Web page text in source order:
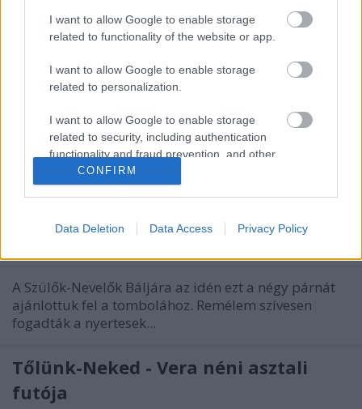
I want to allow Google to enable storage
related to functionality of the website or app.
I want to allow Google to enable storage
related to personalization.
I want to allow Google to enable storage
related to security, including authentication
functionality and fraud prevention, and other
user protection.
CONFIRM
Data Deletion Data Access Privacy Policy
Februári ez+az
2013. február 07.
Vera néni elkészült Amy Gibson BOM-jával,
Tőlünk-Neked sorozatot, most Ilonka néninek készül
a Solstice Stars sorozat: A múltkori alkalommal
szétosztott UFO-k közül Piri bekeretezte a
Csillagvarázslós zöld…
Tombolatárgy felajánlásaink
A Szülők-Nevelők Báljára az idén ezt a négy párnát
ajánlottuk fel a tombolához. Remélem szívesen
fogadták a nyertesek...
Tőlünk-Neked - Vera néni asztali
futója